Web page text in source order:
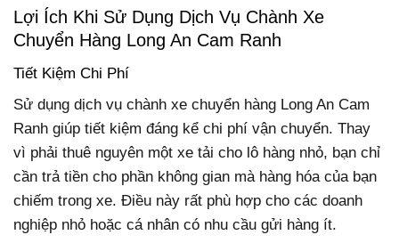
Lợi Ích Khi Sử Dụng Dịch Vụ Chành Xe
Chuyển Hàng Long An Cam Ranh
Tiết Kiệm Chi Phí
Sử dụng dịch vụ chành xe chuyển hàng Long An Cam
Ranh giúp tiết kiệm đáng kể chi phí vận chuyển. Thay
vì phải thuê nguyên một xe tải cho lô hàng nhỏ, bạn chỉ
cần trả tiền cho phần không gian mà hàng hóa của bạn
chiếm trong xe. Điều này rất phù hợp cho các doanh
nghiệp nhỏ hoặc cá nhân có nhu cầu gửi hàng ít.